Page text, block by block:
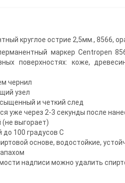
круглое острие 2,5мм., 8566,
маркер Centropen
поверхностях: коже,
чернил
узел
и четкий след
уже через 2-3 секунды после
(не выгорает)
до 100 градусов С
основе, водостойкие,
надписи можно удалить